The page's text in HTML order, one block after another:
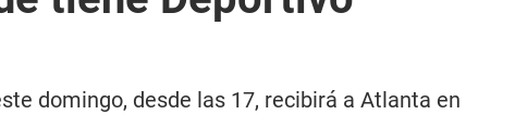
domingo, desde las 17, recibirá a Atlanta en